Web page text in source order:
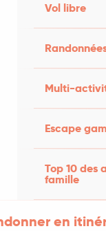
Vol libre
Multi-
Escape
Top 10 des
famille
en
au
Mazet, 46500